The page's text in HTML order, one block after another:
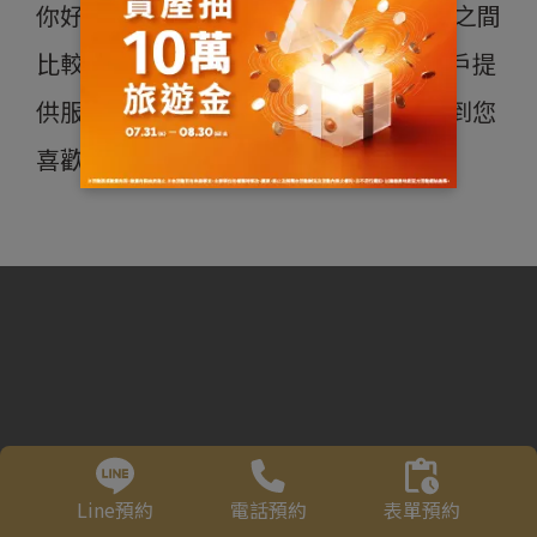
你好 我是江雅萍 我是一個親和力跟客戶之間
比較沒有距離感 對於客戶問題耐心為客戶提
供服務 期盼有機會為您服務可以幫您買到您
喜歡房子
Line預約 電話預約 表單預約